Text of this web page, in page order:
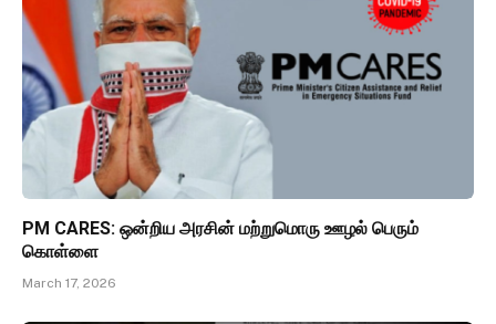
PM CARES: ஒன்றிய அரசின் மற்றுமொரு ஊழல் பெரும்
கொள்ளை
March 17, 2026